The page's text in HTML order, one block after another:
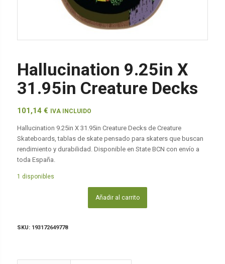
Hallucination 9.25in X
31.95in Creature Decks
101,14 € IVA INCLUIDO
Hallucination 9.25in X 31.95in Creature Decks de Creature
Skateboards, tablas de skate pensado para skaters que buscan
rendimiento y durabilidad. Disponible en State BCN con envío a
toda España.
1 disponibles
Añadir al carrito
SKU: 193172649778